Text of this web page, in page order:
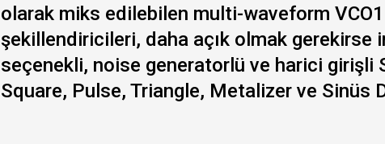
olarak miks edilebilen multi-waveform
şekillendiricileri, daha açık olmak gerekirse
seçenekli, noise generatorlü ve harici girişli
Square, Pulse, Triangle, Metalizer ve Sinüs